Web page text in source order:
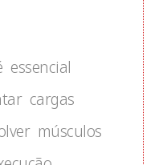
cargas
músculos